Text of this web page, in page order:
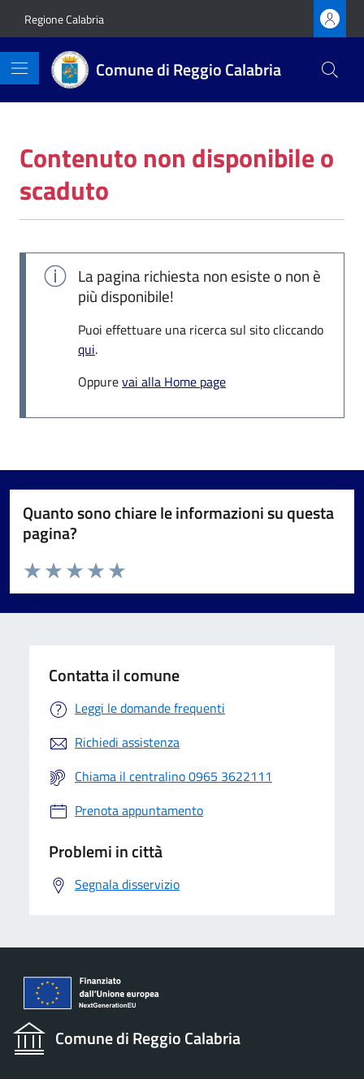
Regione Calabria
Comune di Reggio Calabria
Contenuto non disponibile o
scaduto
La pagina richiesta non esiste o non è
più disponibile!
Puoi effettuare una ricerca sul sito cliccando
qui.
Oppurevai alla Home page
Quanto sono chiare le informazioni su questa
pagina?
Valuta da 1 a 5 stelle la pagina
Valuta 5 stelle su 5
Valuta 4 stelle su 5
Valuta 3 stelle su 5
Valuta 2 stelle su 5
Valuta 1 stelle su 5
Contatta il comune
Leggi le domande frequenti
Richiedi assistenza
Chiama il centralino 0965 3622111
Prenota appuntamento
Problemi in città
Segnala disservizio
Comune di Reggio Calabria